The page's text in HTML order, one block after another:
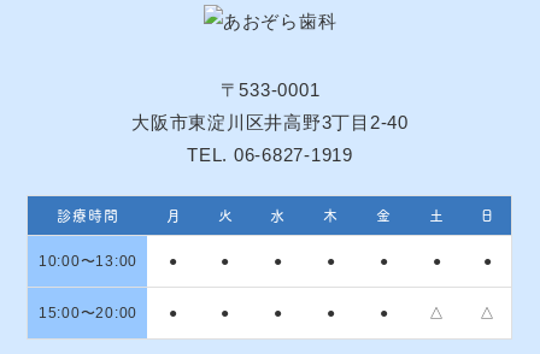
〒533-0001
大阪市東淀川区井高野3丁目2-40
TEL. 06-6827-1919
診療時間 月 火 水 木 金 土 日
10:00〜13:00 ● ● ● ● ● ● ●
15:00〜20:00 ● ● ● ● ● △ △